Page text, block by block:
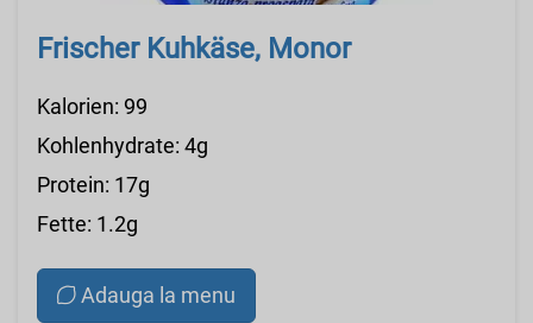
Frischer Kuhkäse, Monor
Kalorien: 99
Kohlenhydrate: 4g
Protein: 17g
Fette: 1.2g
Adauga la menu